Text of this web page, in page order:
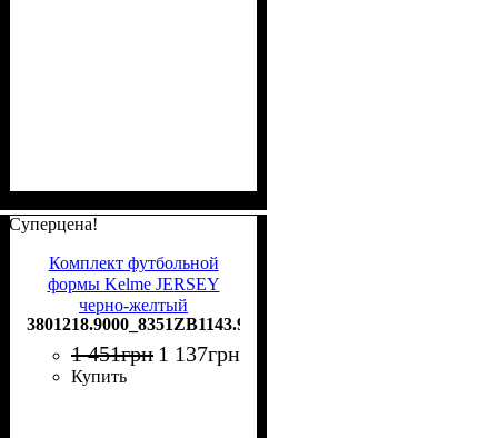
Суперцена!
Комплект футбольной
формы Kelme JERSEY
черно-желтый
3801218.9000_8351ZB1143.9000
3801218.9000_8351ZB1143.9000
1 451грн 1 137грн
Купить